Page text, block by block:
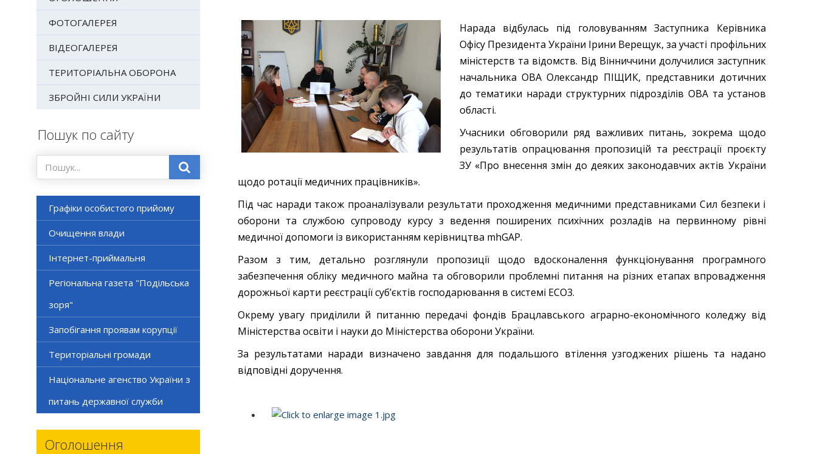
ФОТОГАЛЕРЕЯ
ВІДЕОГАЛЕРЕЯ
ТЕРИТОРІАЛЬНА ОБОРОНА
ЗБРОЙНІ СИЛИ УКРАЇНИ
Пошук по сайту
Графіки особистого прийому
Очищення влади
Інтернет-приймальня
Регіональна газета "Подільська
зоря"
Запобігання проявам корупції
Територіальні громади
Національне агенство України з
питань державної служби
Оголошення
Нарада відбулась під головуванням Заступника Керівника
Офісу Президента України Ірини Верещук, за участі профільних
міністерств та відомств. Від Вінниччини долучилися заступник
начальника ОВА Олександр ПІЩИК, представники дотичних
до тематики наради структурних підрозділів ОВА та установ
області.
Учасники обговорили ряд важливих питань, зокрема щодо
результатів опрацювання пропозицій та реєстрації проєкту
ЗУ «Про внесення змін до деяких законодавчих актів України
щодо ротації медичних працівників».
Під час наради також проаналізували результати проходження медичними представниками Сил безпеки і
оборони та службою супроводу курсу з ведення поширених психічних розладів на первинному рівні
медичної допомоги із використанням керівництва mhGAP.
Разом з тим, детально розглянули пропозиції щодо вдосконалення функціонування програмного
забезпечення обліку медичного майна та обговорили проблемні питання на різних етапах впровадження
дорожньої карти реєстрації суб’єктів господарювання в системі ЕСО3.
Окрему увагу приділили й питанню передачі фондів Брацлавського аграрно-економічного коледжу від
Міністерства освіти і науки до Міністерства оборони України.
За результатами наради визначено завдання для подальшого втілення узгоджених рішень та надано
відповідні доручення.